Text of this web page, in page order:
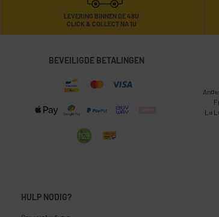
LEVERING BINNEN DE 48U
CLICK & COLLECT NA 1U
BEVEILIGDE BETALINGEN
La
HULP NODIG?